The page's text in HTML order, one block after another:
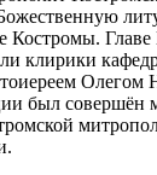
Костромы. Главе
клирики
был совершён